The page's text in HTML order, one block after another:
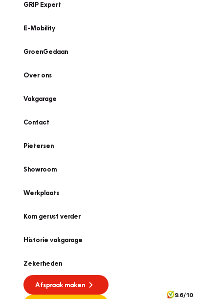
GRIP Expert
E-Mobility
GroenGedaan
Over ons
Vakgarage
Contact
Pietersen
Showroom
Werkplaats
Kom gerust verder
Historie vakgarage
Zekerheden
Afspraak maken
9.6/10